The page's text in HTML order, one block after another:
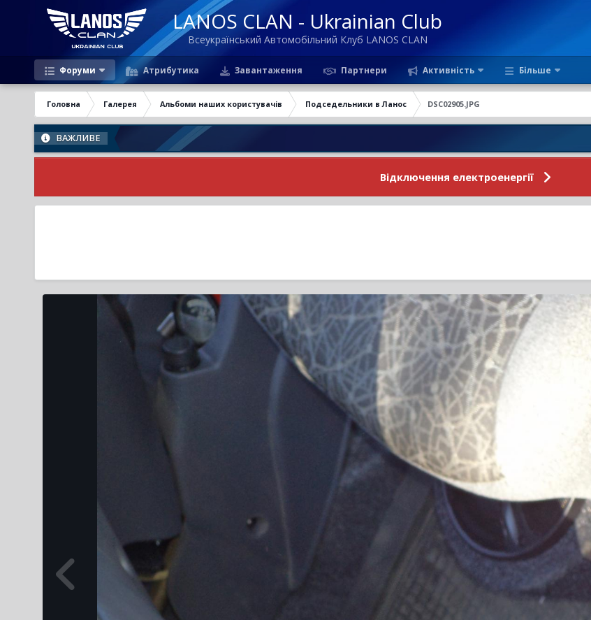
LANOS CLAN - Ukrainian Club
Всеукраїнський Автомобільний Клуб LANOS CLAN
Форуми Атрибутика Завантаження Партнери Активність Більше
Головна Галерея Альбоми наших користувачів Подседельники в Ланос DSC02905.JPG
ВАЖЛИВЕ
Відключення електроенергії